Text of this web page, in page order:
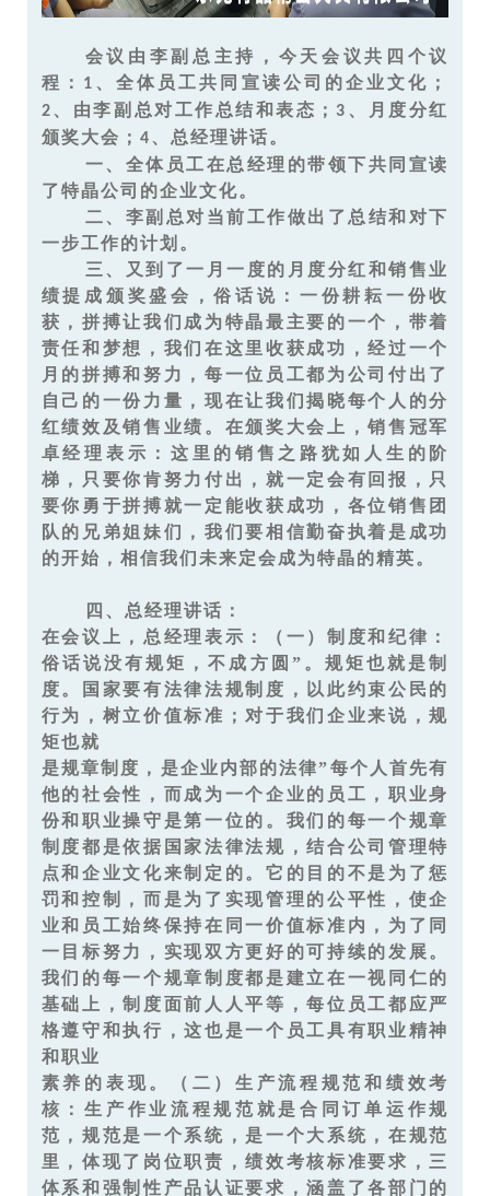
会议由李副总主持，今天会议共四个议
程： 1 、全体员工共同宣读公司的企业文化；
2、由李副总对工作总结和表态；3 、月度分红
颁奖大会； 4、总经理讲话。
一、全体员工在总经理的带领下共同宣读
了特晶公司的企业文化。
二、李副总对当前工作做出了总结和对下
一步工作的计划。
三、又到了一月一度的月度分红和销售业
绩提成颁奖盛会，俗话说：一份耕耘一份收
获，拼搏让我们成为特晶最主要的一个，带着
责任和梦想，我们在这里收获成功，经过一个
月的拼搏和努力，每一位员工都为公司付出了
自己的一份力量，现在让我们揭晓每个人的分
红绩效及销售业绩。在颁奖大会上，销售冠军
卓经理表示：这里的销售之路犹如人生的阶
梯，只要你肯努力付出，就一定会有回报，只
要你勇于拼搏就一定能收获成功，各位销售团
队的兄弟姐妹们，我们要相信勤奋执着是成功
的开始，相信我们未来定会成为特晶的精英。
四、总经理讲话：
在会议上，总经理表示：（一）制度和纪律：
俗话说没有规矩，不成方圆”。规矩也就是制
度。国家要有法律法规制度，以此约束公民的
行为，树立价值标准；对于我们企业来说，规
矩也就
是规章制度，是企业内部的法律”每个人首先有
他的社会性，而成为一个企业的员工，职业身
份和职业操守是第一位的。我们的每一个规章
制度都是依据国家法律法规，结合公司管理特
点和企业文化来制定的。它的目的不是为了惩
罚和控制，而是为了实现管理的公平性，使企
业和员工始终保持在同一价值标准内，为了同
一目标努力，实现双方更好的可持续的发展。
我们的每一个规章制度都是建立在一视同仁的
基础上，制度面前人人平等，每位员工都应严
格遵守和执行，这也是一个员工具有职业精神
和职业
素养的表现。（二）生产流程规范和绩效考
核：生产作业流程规范就是合同订单运作规
范，规范是一个系统，是一个大系统，在规范
里，体现了岗位职责，绩效考核标准要求，三
体系和强制性产品认证要求，涵盖了各部门的